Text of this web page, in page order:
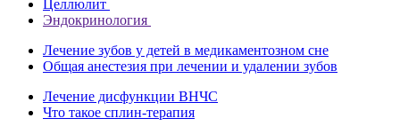
Целлюлит
Эндокринология
Лечение зубов у детей в медикаментозном сне
Общая анестезия при лечении и удалении зубов
Лечение дисфункции ВНЧС
Что такое сплин-терапия